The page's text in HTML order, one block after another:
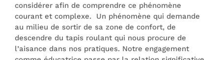
considérer afin de comprendre ce phénomène
courant et complexe. Un phénomène qui demande
au milieu de sortir de sa zone de confort, de
descendre du tapis roulant qui nous procure de
l’aisance dans nos pratiques. Notre engagement